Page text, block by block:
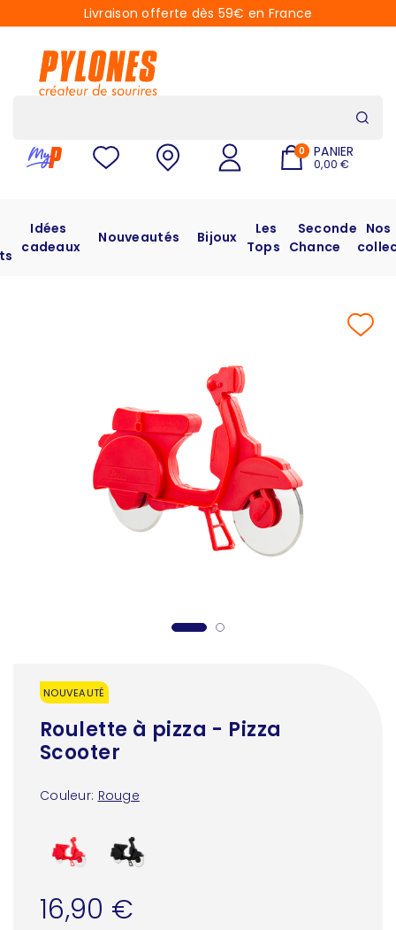
Livraison offerte dès 59€ en France
0 PANIER
0,00 €
Idées
cadeaux
Nouveautés Bijoux
Les
Tops
Seconde
Chance
Nos
NOUVEAUTÉ
Roulette à pizza - Pizza
Scooter
Couleur: Rouge
16,90 €